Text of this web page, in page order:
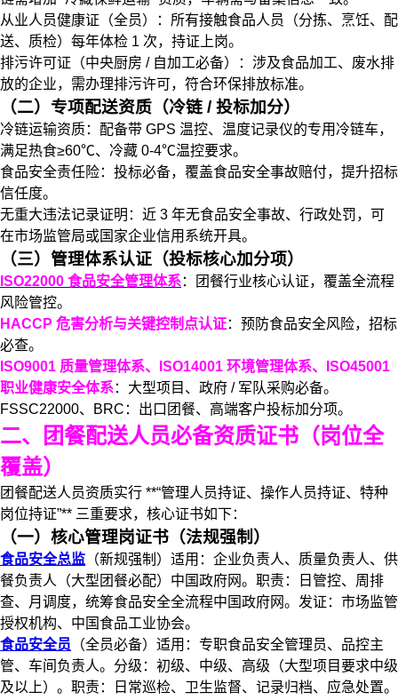
从业人员健康证（全员）：所有接触食品人员（分拣、烹饪、配
送、质检）每年体检 1 次，持证上岗。
排污许可证（中央厨房 / 自加工必备）：涉及食品加工、废水排
放的企业，需办理排污许可，符合环保排放标准。
（二）专项配送资质（冷链 / 投标加分）
冷链运输资质：配备带 GPS 温控、温度记录仪的专用冷链车，
满足热食≥60℃、冷藏 0-4℃温控要求。
食品安全责任险：投标必备，覆盖食品安全事故赔付，提升招标
信任度。
无重大违法记录证明：近 3 年无食品安全事故、行政处罚，可
在市场监管局或国家企业信用系统开具。
（三）管理体系认证（投标核心加分项）
ISO22000 食品安全管理体系：团餐行业核心认证，覆盖全流程
风险管控。
HACCP 危害分析与关键控制点认证：预防食品安全风险，招标
必查。
ISO9001 质量管理体系、ISO14001 环境管理体系、ISO45001
职业健康安全体系：大型项目、政府 / 军队采购必备。
FSSC22000、BRC：出口团餐、高端客户投标加分项。
二、团餐配送人员必备资质证书（岗位全
覆盖）
团餐配送人员资质实行 **“管理人员持证、操作人员持证、特种
岗位持证”** 三重要求，核心证书如下：
（一）核心管理岗证书（法规强制）
食品安全总监 （新规强制）适用：企业负责人、质量负责人、供
餐负责人（大型团餐必配）中国政府网。职责：日管控、周排
查、月调度，统筹食品安全全流程中国政府网。发证：市场监管
授权机构、中国食品工业协会。
食品安全员 （全员必备）适用：专职食品安全管理员、品控主
管、车间负责人。分级：初级、中级、高级（大型项目要求中级
及以上）。职责：日常巡检、卫生监督、记录归档、应急处置。